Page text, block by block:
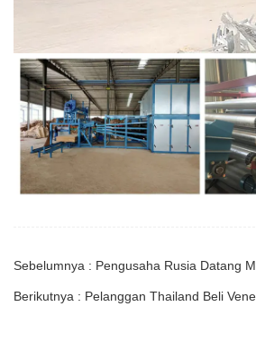
Berikutnya : Pelanggan Thailand Beli